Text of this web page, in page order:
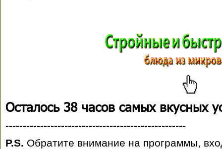
Осталось 38 часов самых вкусных
----------------------------------------------------
P.S. Обратите внимание на программы,